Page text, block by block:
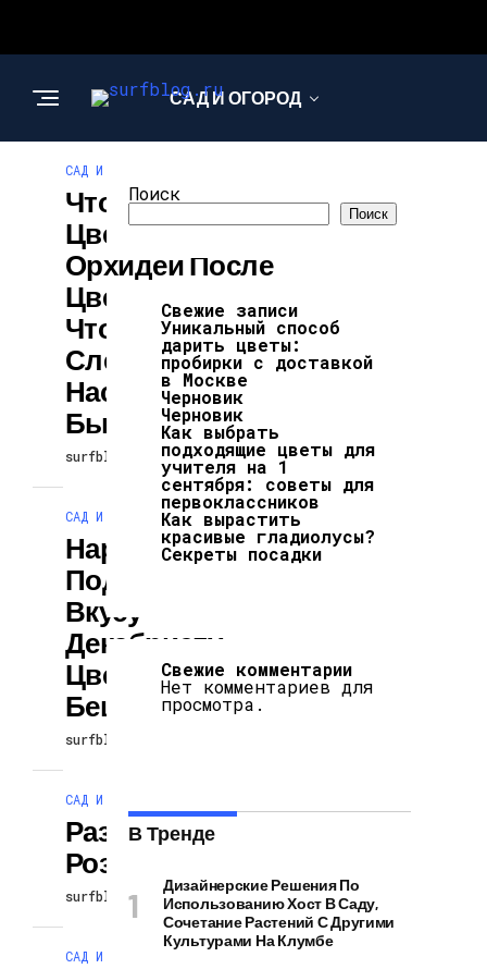
САД И ОГОРОД
САД И ОГОРОД
Что Делать С
Цветоносом
Орхидеи После
Цветения,
Чтобы
Следующее
Наступило
Быстрее
surfblog 26.02.2026
САД И ОГОРОД
Народная
Подкормка По
Вкусу
Декабристу.
Цветет Как
Бешеный!
surfblog
САД И ОГОРОД
Размножение
Роз Черенками
surfblog 25.02.2026
САД И ОГОРОД
Поиск
Поиск
Свежие записи
Уникальный способ
дарить цветы:
пробирки с доставкой
в Москве
Черновик
Черновик
Как выбрать
подходящие цветы для
учителя на 1
сентября: советы для
первоклассников
Как вырастить
красивые гладиолусы?
Секреты посадки
Свежие комментарии
Нет комментариев для
просмотра.
В Тренде
Дизайнерские Решения По
Использованию Хост В Саду,
Сочетание Растений С Другими
Культурами На Клумбе